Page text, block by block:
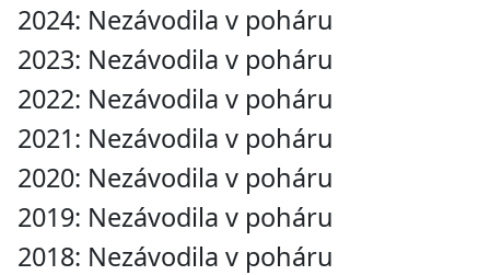
2024: Nezávodila v poháru
2023: Nezávodila v poháru
2022: Nezávodila v poháru
2021: Nezávodila v poháru
2020: Nezávodila v poháru
2019: Nezávodila v poháru
2018: Nezávodila v poháru